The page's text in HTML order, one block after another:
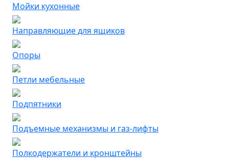
Мойки кухонные
Направляющие для ящиков
Опоры
Петли мебельные
Подпятники
Подъемные механизмы и газ-лифты
Полкодержатели и кронштейны